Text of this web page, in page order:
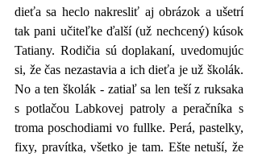
dieťa sa heclo nakresliť aj obrázok a ušetrí
tak pani učiteľke ďalší (už nechcený) kúsok
Tatiany. Rodičia sú doplakaní, uvedomujúc
si, že čas nezastavia a ich dieťa je už školák.
No a ten školák - zatiaľ sa len teší z ruksaka
s potlačou Labkovej patroly a peračníka s
troma poschodiami vo fullke. Perá, pastelky,
fixy, pravítka, všetko je tam. Ešte netuší, že